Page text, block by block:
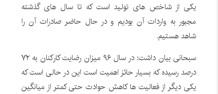
یکی از شاخص های تولید است که تا سال های گذشته
مجبور به واردات آن بودیم و در حال حاضر صادرات آن را
شاهد هستیم.
سبحانی بیان داشت: در سال ۹۶ میزان رضایت کارکنان به ۷۲
درصد رسیده که بسیار حائز اهمیت است این در حالی است که
یکی دیگر از فعالیت ها کاهش حوادث حتی کمتر از میانگین